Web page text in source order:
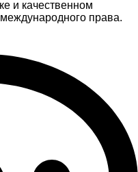
и качественном
права.